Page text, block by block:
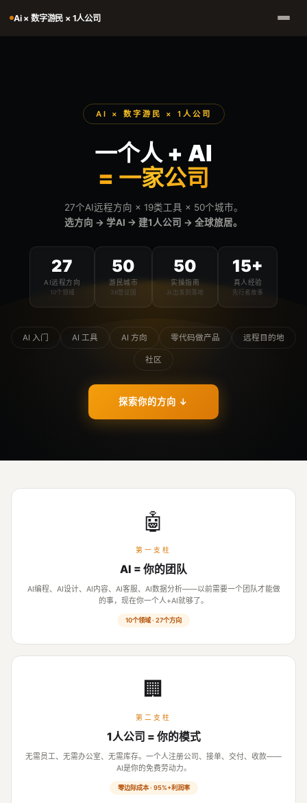
Ai × 数字游民 × 1人公司
AI × 数字游民 × 1人公司
一个人 + AI
= 一家公司
27个AI远程方向 × 19类工具 × 50个城市。
选方向 → 学AI → 建1人公司 → 全球旅居。
27
AI远程方向
10个领域
50
游民城市
38签证国
50
实操指南
从出发到落地
15+
真人经验
先行者故事
AI 入门 AI 工具 AI 方向 零代码做产品 远程目的地
社区
探索你的方向 ↓
🤖
第一支柱
AI = 你的团队
AI编程、AI设计、AI内容、AI客服、AI数据分析——以前需要一个团队才能做
的事，现在你一个人+AI就够了。
10个领域 · 27个方向
🏢
第二支柱
1人公司 = 你的模式
无需员工、无需办公室、无需库存。一个人注册公司、接单、交付、收款——
AI是你的免费劳动力。
零边际成本 · 95%+利润率